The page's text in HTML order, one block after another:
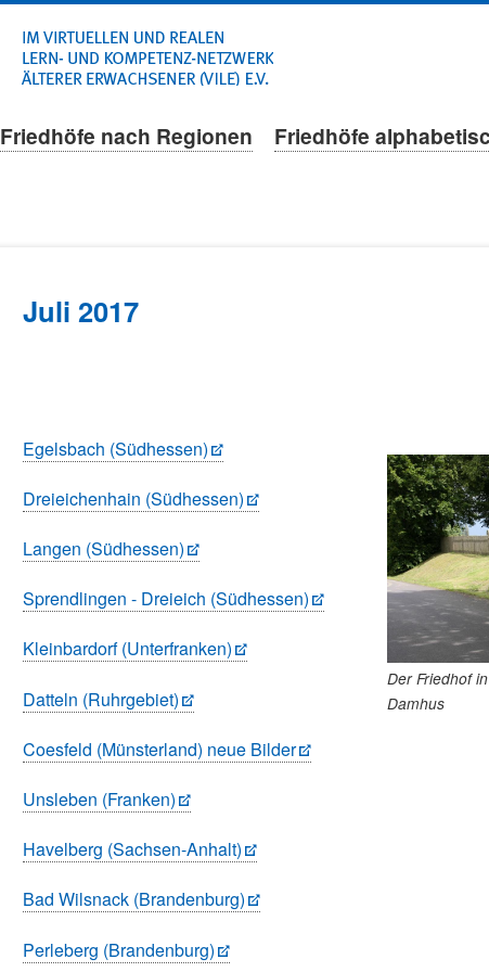
Friedhöfe nach Regionen Friedhöfe
Juli 2017
Der Friedhof
Damhus
Egelsbach (Südhessen)
Dreieichenhain (Südhessen)
Langen (Südhessen)
Sprendlingen - Dreieich (Südhessen)
Kleinbardorf (Unterfranken)
Datteln (Ruhrgebiet)
Coesfeld (Münsterland) neue Bilder
Unsleben (Franken)
Havelberg (Sachsen-Anhalt)
Bad Wilsnack (Brandenburg)
Perleberg (Brandenburg)